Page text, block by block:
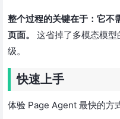
整个过程的关键在于：它不
页面。
这省掉了多模态模
级。
快速上手
体验 Page Agent 最快的方